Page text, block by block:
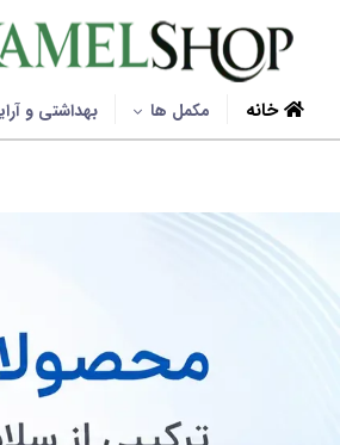
خانه مکمل ها بهداشتی و